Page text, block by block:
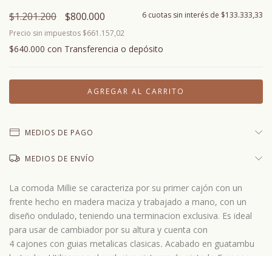
$1.201.200 $800.000 6 cuotas sin interés de $133.333,33
Precio sin impuestos $661.157,02
$640.000 con Transferencia o depósito
MEDIOS DE PAGO
MEDIOS DE ENVÍO
La comoda Millie se caracteriza por su primer cajón con un
frente hecho en madera maciza y trabajado a mano, con un
diseño ondulado, teniendo una terminacion exclusiva. Es ideal
para usar de cambiador por su altura y cuenta con
4 cajones con guias metalicas clasicas. Acabado en guatambu